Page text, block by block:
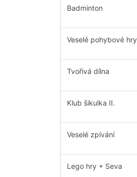
Badminton
Veselé pohybové hry
Tvořivá dílna
Klub šikulka II.
Veselé zpívání
Lego hry + Seva